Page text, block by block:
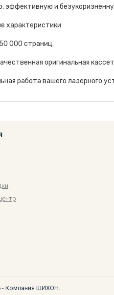
эффективную и
характеристики
000 страниц.
оригинальная
работа вашего лазерного
- Компания ШИХОН.